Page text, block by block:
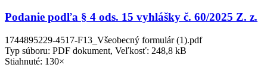
Podanie podľa § 4 ods. 15 vyhlášky č. 60/2025 Z. z.
1744895229-4517-F13_Všeobecný formulár (1).pdf
Typ súboru: PDF dokument, Veľkosť: 248,8 kB
Stiahnuté: 130×